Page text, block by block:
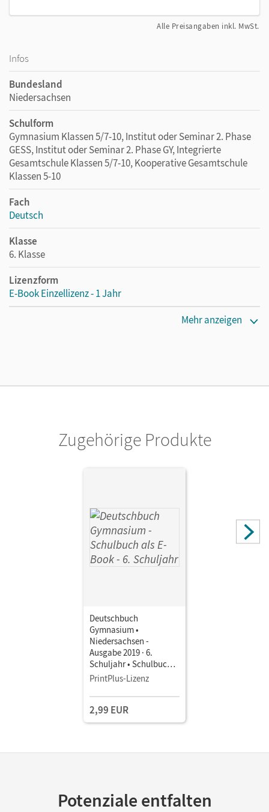
Alle Preisangaben inkl. MwSt.
Infos
Bundesland
Niedersachsen
Schulform
Gymnasium Klassen 5/7-10, Institut oder Seminar 2. Phase
GESS, Institut oder Seminar 2. Phase GY, Integrierte
Gesamtschule Klassen 5/7-10, Kooperative Gesamtschule
Klassen 5-10
Fach
Deutsch
Klasse
6. Klasse
Lizenzform
E-Book Einzellizenz - 1 Jahr
Privatpersonen, die nur mit dem E-Book arbeiten.
Mehr anzeigen
Zugehörige Produkte
Deutschbuch
Gymnasium •
Niedersachsen -
Ausgabe 2019 · 6.
Schuljahr • Schulbuch
als E-Book Mit Medien
PrintPlus-Lizenz
2,99 EUR
Potenziale entfalten